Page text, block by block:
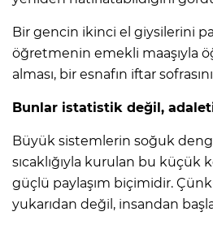
Bir gencin ikinci el giysilerini
öğretmenin emekli maaşıyla
alması, bir esnafın iftar
Bunlar istatistik değil,
Büyük sistemlerin soğuk
sıcaklığıyla kurulan bu küçük
güçlü paylaşım biçimidir.
yukarıdan değil, insandan